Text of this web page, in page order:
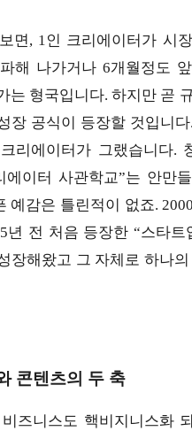
면, 1인 크리에이터가 시
해 나가거나 6개월정도
는 형국입니다. 하지만 곧
장 공식이 등장할 것입니
리에이터가 그랬습니다.
에이터 사관학교”는 안만
예감은 틀린적이 없죠.
년 전 처음 등장한 “스타트
장해왔고 그 자체로 하나의
콘텐츠의 두 축
즈니스도 핵비지니스화